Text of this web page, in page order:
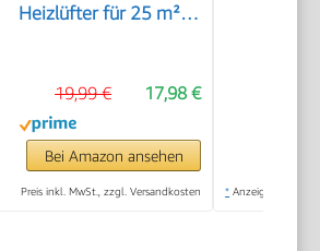
Heizlüfter für 25 m², 2
verstellbarer
Thermostat,
Sicherheitsschalter,
Handgriff, 2000 Watt,
17,98 €
19,99 €
Bei Amazon ansehen
Preis inkl. MwSt., zzgl. Versandkosten * Anzeige